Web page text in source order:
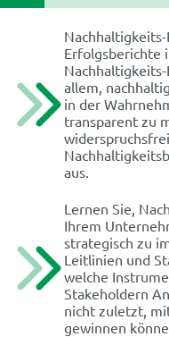
Erfolgsberichte
allem,
in der
transparent zu
aus.
Lernen Sie,
Ihrem
strategisch zu
Leitlinien und
welche
Stakeholdern
nicht zuletzt,
gewinnen